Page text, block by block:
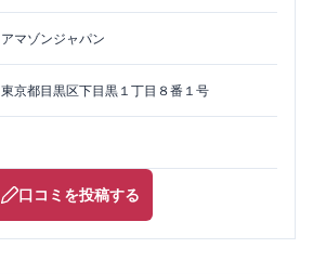
アマゾンジャパン
東京都目黒区下目黒１丁目８番１号
口コミを投稿する